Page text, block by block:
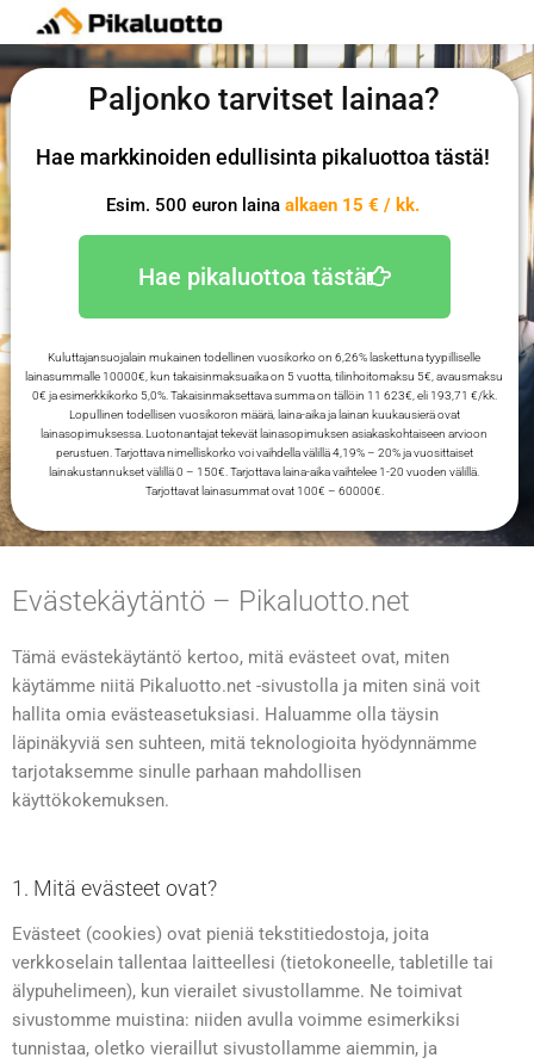
Paljonko tarvitset lainaa?
Hae markkinoiden edullisinta pikaluottoa tästä!
Esim. 500 euron lainaalkaen 15 € / kk.
Hae pikaluottoa tästä
Kuluttajansuojalain mukainen todellinen vuosikorko on 6,26% laskettuna tyypilliselle
lainasummalle 10000€, kun takaisinmaksuaika on 5 vuotta, tilinhoitomaksu 5€, avausmaksu
0€ ja esimerkkikorko 5,0%. Takaisinmaksettava summa on tällöin 11 623€, eli 193,71 €/kk.
Lopullinen todellisen vuosikoron määrä, laina-aika ja lainan kuukausierä ovat
lainasopimuksessa. Luotonantajat tekevät lainasopimuksen asiakaskohtaiseen arvioon
perustuen. Tarjottava nimelliskorko voi vaihdella välillä 4,19% – 20% ja vuosittaiset
lainakustannukset välillä 0 – 150€. Tarjottava laina-aika vaihtelee 1-20 vuoden välillä.
Tarjottavat lainasummat ovat 100€ – 60000€.
Evästekäytäntö – Pikaluotto.net
Tämä evästekäytäntö kertoo, mitä evästeet ovat, miten
käytämme niitä Pikaluotto.net -sivustolla ja miten sinä voit
hallita omia evästeasetuksiasi. Haluamme olla täysin
läpinäkyviä sen suhteen, mitä teknologioita hyödynnämme
tarjotaksemme sinulle parhaan mahdollisen
käyttökokemuksen.
1. Mitä evästeet ovat?
Evästeet (cookies) ovat pieniä tekstitiedostoja, joita
verkkoselain tallentaa laitteellesi (tietokoneelle, tabletille tai
älypuhelimeen), kun vierailet sivustollamme. Ne toimivat
sivustomme muistina: niiden avulla voimme esimerkiksi
tunnistaa, oletko vieraillut sivustollamme aiemmin, ja